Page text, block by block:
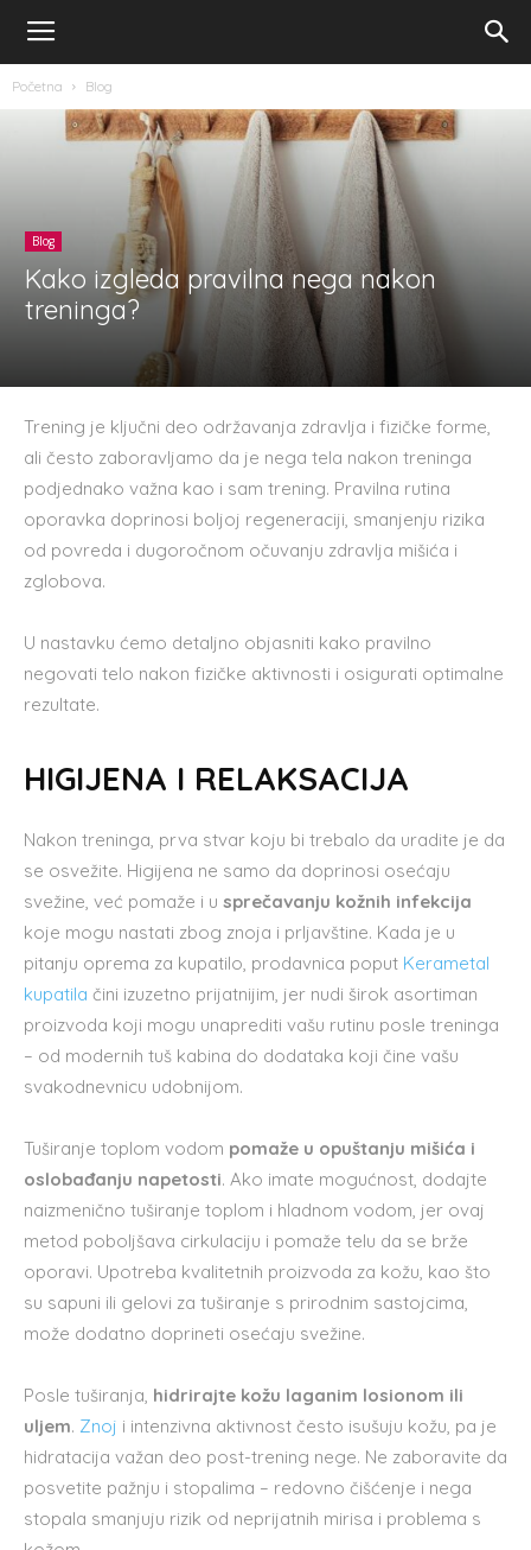
Početna Blog
Blog
Kako izgleda pravilna nega nakon
treninga?
Trening je ključni deo održavanja zdravlja i fizičke forme,
ali često zaboravljamo da je nega tela nakon treninga
podjednako važna kao i sam trening. Pravilna rutina
oporavka doprinosi boljoj regeneraciji, smanjenju rizika
od povreda i dugoročnom očuvanju zdravlja mišića i
zglobova.
U nastavku ćemo detaljno objasniti kako pravilno
negovati telo nakon fizičke aktivnosti i osigurati optimalne
rezultate.
HIGIJENA I RELAKSACIJA
Nakon treninga, prva stvar koju bi trebalo da uradite je da
se osvežite. Higijena ne samo da doprinosi osećaju
svežine, već pomaže i u sprečavanju kožnih infekcija
koje mogu nastati zbog znoja i prljavštine. Kada je u
pitanju oprema za kupatilo, prodavnica poput Kerametal
kupatila čini izuzetno prijatnijim, jer nudi širok asortiman
proizvoda koji mogu unaprediti vašu rutinu posle treninga
– od modernih tuš kabina do dodataka koji čine vašu
svakodnevnicu udobnijom.
Tuširanje toplom vodom pomaže u opuštanju mišića i
oslobađanju napetosti. Ako imate mogućnost, dodajte
naizmenično tuširanje toplom i hladnom vodom, jer ovaj
metod poboljšava cirkulaciju i pomaže telu da se brže
oporavi. Upotreba kvalitetnih proizvoda za kožu, kao što
su sapuni ili gelovi za tuširanje s prirodnim sastojcima,
može dodatno doprineti osećaju svežine.
Posle tuširanja, hidrirajte kožu laganim losionom ili
uljem. Znoj i intenzivna aktivnost često isušuju kožu, pa je
hidratacija važan deo post-trening nege. Ne zaboravite da
posvetite pažnju i stopalima – redovno čišćenje i nega
stopala smanjuju rizik od neprijatnih mirisa i problema s